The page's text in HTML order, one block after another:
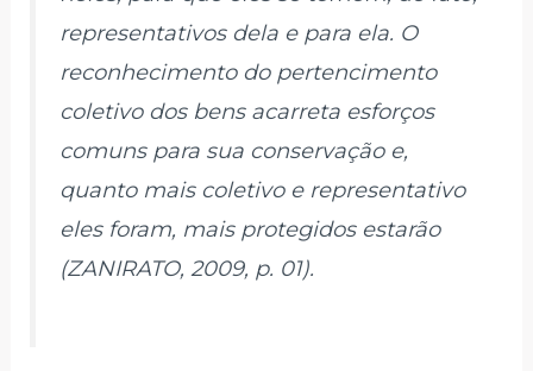
representativos dela e para ela. O
reconhecimento do pertencimento
coletivo dos bens acarreta esforços
comuns para sua conservação e,
quanto mais coletivo e representativo
eles foram, mais protegidos estarão
(ZANIRATO, 2009, p. 01).